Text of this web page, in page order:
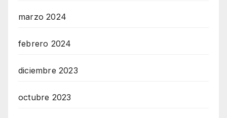
marzo 2024
febrero 2024
diciembre 2023
octubre 2023